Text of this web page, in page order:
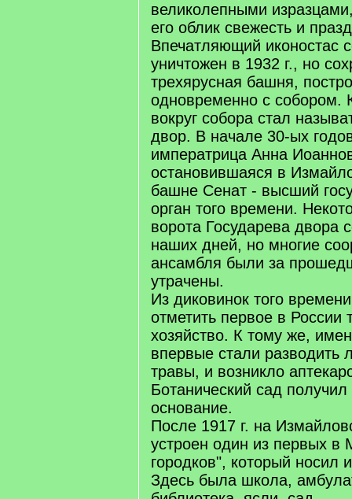
великолепными
его облик свежесть и
Впечатляющий иконостас
уничтожен в 1932 г., но
трехярусная башня,
одновременно с собором.
вокруг собора стал
двор. В начале 30-ых
императрица Анна
остановившаяся в
башне Сенат - высший
орган того времени.
ворота Государева двора
наших дней, но многие
ансамбля были за
утрачены.
Из диковинок того
отметить первое в России
хозяйство. К тому же,
впервые стали разводить
травы, и возникло
Ботанический сад получил
основание.
После 1917 г. на
устроен один из первых в
городков", который носил
Здесь была школа,